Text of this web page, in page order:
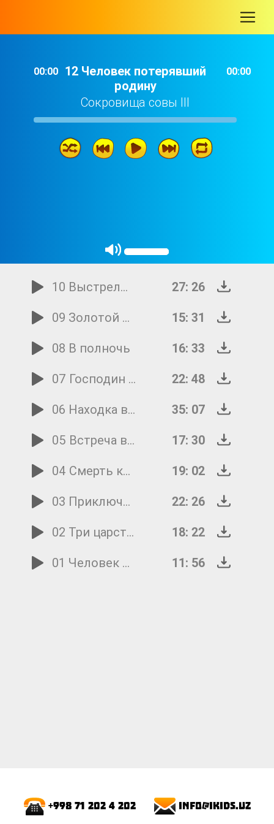
00:00 12 Человек потерявший
родину
Сокровища совы III
00:00
11 Юбилейный вечер
10 Выстрелы будут холостыми
27: 26
09 Золотой Петух и лесные волки
15: 31
08 В полночь
16: 33
07 Господин профессор 1
22: 48
06 Находка в докторском флигеле
35: 07
05 Встреча в пути
17: 30
04 Смерть колдуна
19: 02
03 Приключения начинаются
22: 26
02 Три царства Ильмара
18: 22
01 Человек в синей зюйдвестке
11: 56
+998 71 202 4 202 info@ikids.uz